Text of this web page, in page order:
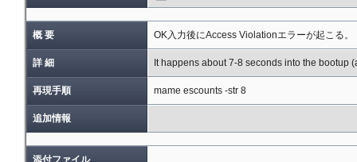
概 要 OK入力後にAccess Violationエラーが起こる。
詳 細 It happens about 7-8 seconds into the bootup
再現手順 mame escounts -str 8
追加情報
添付ファイル